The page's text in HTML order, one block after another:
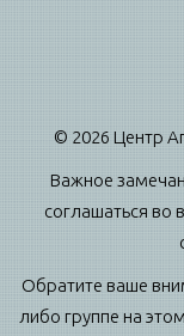
© 2026 Центр
Важное
соглашаться во
Обратите ваше
либо группе на